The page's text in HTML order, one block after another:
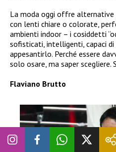
La moda oggi offre
con lenti chiare o colorate,
ambienti indoor – i cosiddetti
sofisticati, intelligenti, capaci
appesantirlo. Perché essere
solo osare, ma saper scegliere.
Flaviano Brutto